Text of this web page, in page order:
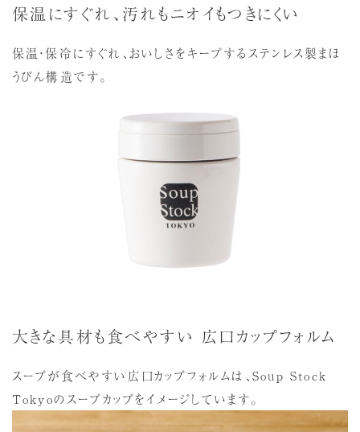
保温にすぐれ、汚れもニオイもつきにくい
保温・保冷にすぐれ、おいしさをキープするステンレス製まほ
うびん構造です。
大きな具材も食べやすい 広口カップフォルム
スープが食べやすい広口カップフォルムは、Soup Stock
Tokyoのスープカップをイメージしています。